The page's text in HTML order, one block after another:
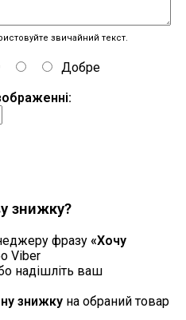
звичайний текст.
Добре
знижку?
фразу «Хочу
Viber
надішліть ваш
знижку на обраний товар